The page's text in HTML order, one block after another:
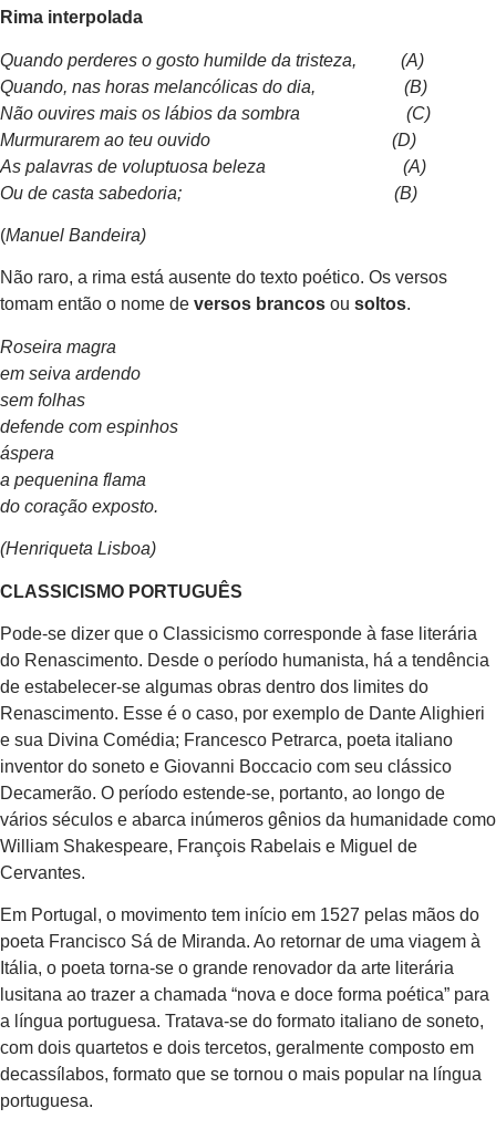
Rima interpolada
Quando perderes o gosto humilde da tristeza, (A)
Quando, nas horas melancólicas do dia, (B)
Não ouvires mais os lábios da sombra (C)
Murmurarem ao teu ouvido (D)
As palavras de voluptuosa beleza (A)
Ou de casta sabedoria; (B)
(Manuel Bandeira)
Não raro, a rima está ausente do texto poético. Os versos
tomam então o nome de versos brancos ou soltos.
Roseira magra
em seiva ardendo
sem folhas
defende com espinhos
áspera
a pequenina flama
do coração exposto.
(Henriqueta Lisboa)
CLASSICISMO PORTUGUÊS
Pode-se dizer que o Classicismo corresponde à fase literária
do Renascimento. Desde o período humanista, há a tendência
de estabelecer-se algumas obras dentro dos limites do
Renascimento. Esse é o caso, por exemplo de Dante Alighieri
e sua Divina Comédia; Francesco Petrarca, poeta italiano
inventor do soneto e Giovanni Boccacio com seu clássico
Decamerão. O período estende-se, portanto, ao longo de
vários séculos e abarca inúmeros gênios da humanidade como
William Shakespeare, François Rabelais e Miguel de
Cervantes.
Em Portugal, o movimento tem início em 1527 pelas mãos do
poeta Francisco Sá de Miranda. Ao retornar de uma viagem à
Itália, o poeta torna-se o grande renovador da arte literária
lusitana ao trazer a chamada “nova e doce forma poética” para
a língua portuguesa. Tratava-se do formato italiano de soneto,
com dois quartetos e dois tercetos, geralmente composto em
decassílabos, formato que se tornou o mais popular na língua
portuguesa.